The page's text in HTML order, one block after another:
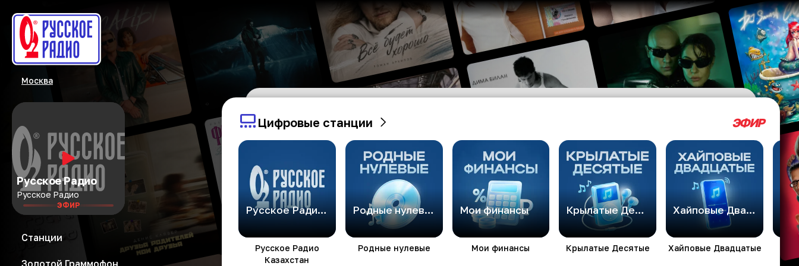
Москва
Русское Радио
Русское Радио
ЭФИР
Станции
Золотой Граммофон
Цифровые станции ЭФИР
Русское Радио Казахстан
Русское Радио
Казахстан
Родные нулевые
Родные нулевые
Мои финансы
Мои финансы
Крылатые Десятые
Крылатые Десятые
Хайповые Двадцатые
Хайповые Двадцатые